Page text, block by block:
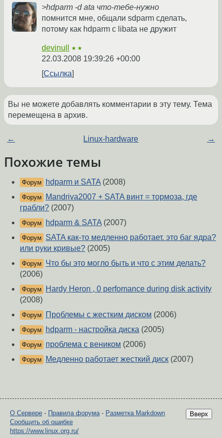
>hdparm -d ata что-тебе-нужно
помнится мне, общали sdparm сделать,
потому как hdparm с libata не дружит
devinull ★★
22.03.2008 19:39:26 +00:00
Ссылка
Вы не можете добавлять комментарии в эту тему. Тема
перемещена в архив.
← Linux-hardware →
Похожие темы
Форум hdparm и SATA (2008)
Форум
Mandriva2007 + SATA винт = тормоза, где
грабли? (2007)
Форум hdparm & SATA (2007)
Форум
SATA как-то медленно работает. это баг ядра?
или руки кривые? (2005)
Форум
Что бы это могло быть и что с этим делать?
(2006)
Форум
Hardy Heron , 0 perfomance during disk activity
(2008)
Форум Проблемы с жестким диском (2006)
Форум hdparm - настройка диска (2005)
Форум проблема с веником (2006)
Форум Медленно работает жесткий диск (2007)
Вверх
О Сервере - Правила форума- Разметка Markdown
Сообщить об ошибке
https://www.linux.org.ru/